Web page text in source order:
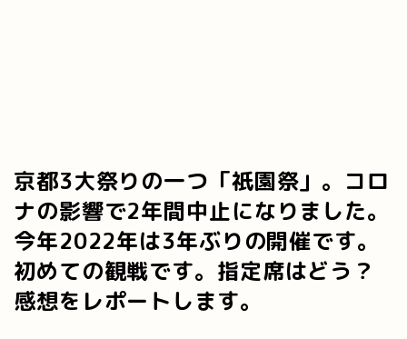
京都3大祭りの一つ「祇園祭」。コロ
ナの影響で2年間中止になりました。
今年2022年は3年ぶりの開催です。
初めての観戦です。指定席はどう？
感想をレポートします。